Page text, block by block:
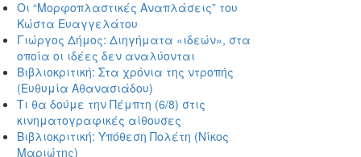
Οι “Μορφοπλαστικές Αναπλάσεις” του
Κώστα Ευαγγελάτου
Γιώργος Δήμος: Διηγήματα «ιδεών», στα
οποία οι ιδέες δεν αναλύονται
Βιβλιοκριτική: Στα χρόνια της ντροπής
(Ευθυμία Αθανασιάδου)
Τι θα δούμε την Πέμπτη (6/8) στις
κινηματογραφικές αίθουσες
Βιβλιοκριτική: Υπόθεση Πολέτη (Νίκος
Μαριώτης)